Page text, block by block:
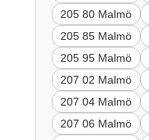
205 80 Malmö
205 85 Malmö
205 95 Malmö
207 02 Malmö
207 04 Malmö
207 06 Malmö